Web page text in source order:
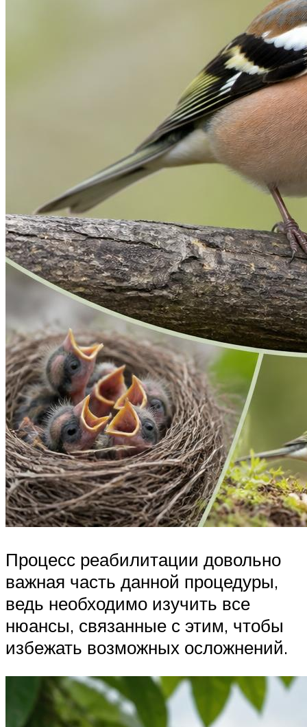
Процесс реабилитации довольно
важная часть данной процедуры,
ведь необходимо изучить все
нюансы, связанные с этим, чтобы
избежать возможных осложнений.